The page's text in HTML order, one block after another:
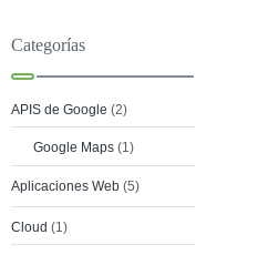
Categorías
APIS de Google (2)
Google Maps (1)
Aplicaciones Web (5)
Cloud (1)